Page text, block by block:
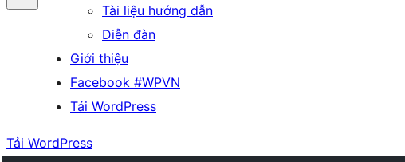
Tài liệu hướng dẫn
Diễn đàn
Giới thiệu
Facebook #WPVN
Tải WordPress
Tải WordPress